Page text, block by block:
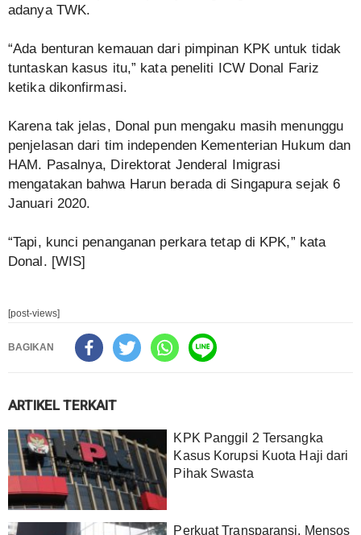
adanya TWK.
“Ada benturan kemauan dari pimpinan KPK untuk tidak
tuntaskan kasus itu,” kata peneliti ICW Donal Fariz
ketika dikonfirmasi.
Karena tak jelas, Donal pun mengaku masih menunggu
penjelasan dari tim independen Kementerian Hukum dan
HAM. Pasalnya, Direktorat Jenderal Imigrasi
mengatakan bahwa Harun berada di Singapura sejak 6
Januari 2020.
“Tapi, kunci penanganan perkara tetap di KPK,” kata
Donal. [WIS]
[post-views]
BAGIKAN
ARTIKEL TERKAIT
KPK Panggil 2 Tersangka
Kasus Korupsi Kuota Haji dari
Pihak Swasta
Perkuat Transparansi, Mensos